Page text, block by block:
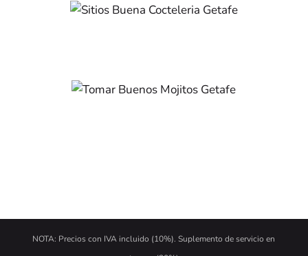
NOTA: Precios con IVA incluido (10%). Suplemento de servicio en